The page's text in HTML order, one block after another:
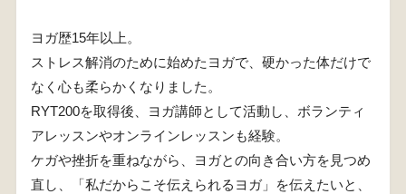
ヨガ歴15年以上。
ストレス解消のために始めたヨガで、硬かった体だけで
なく心も柔らかくなりました。
RYT200を取得後、ヨガ講師として活動し、ボランティ
アレッスンやオンラインレッスンも経験。
ケガや挫折を重ねながら、ヨガとの向き合い方を見つめ
直し、「私だからこそ伝えられるヨガ」を伝えたいと、